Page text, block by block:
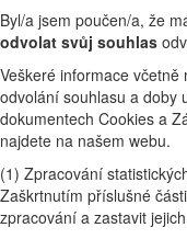
Byl/a jsem poučen/a, že
odvolat svůj souhlas
Veškeré informace včetně
odvolání souhlasu a doby
dokumentech Cookies a
najdete na našem webu.
(1) Zpracování
Zaškrtnutím příslušné
zpracování a zastavit